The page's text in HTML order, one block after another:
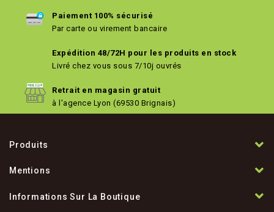
Paiement 100% sécurisé
Par carte ou virement bancaire
Expédition 48/72H pour les produits en stock
Livré chez vous sous 7/10j ouvrés
Retrait en magasin gratuit
à l'agence Lyon (69530 Brignais)
Produits
Mentions
Informations Sur La Boutique